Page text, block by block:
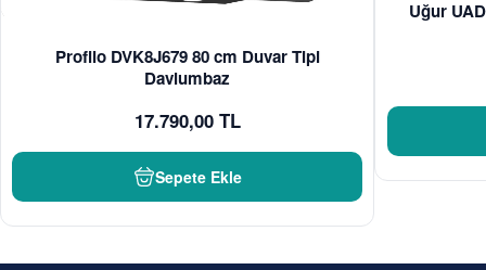
Profilo DVK8J679 80 cm Duvar Tipi
Davlumbaz
17.790,00 TL
Sepete Ekle
Uğur